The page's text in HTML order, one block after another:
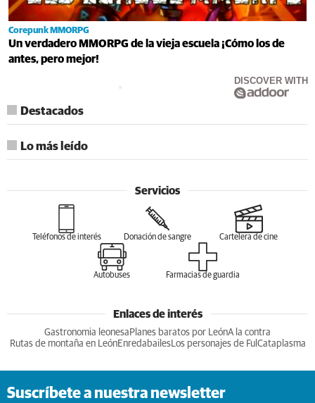
Corepunk MMORPG
Un verdadero MMORPG de la vieja escuela ¡Cómo los de
antes, pero mejor!
DISCOVER WITH
Destacados
Lo más leído
Servicios
Teléfonos de interés Donación de sangre Cartelera de cine
Autobuses Farmacias de guardia
Enlaces de interés
Gastronomia leonesa Planes baratos por LeónA la contra
Rutas de montaña en LeónEnredabailesLos personajes de Ful Cataplasma
Suscríbete a nuestra newsletter